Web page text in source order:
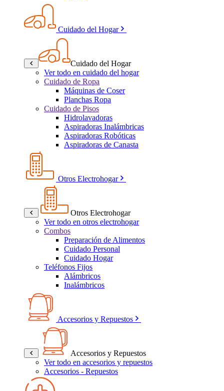
Cuidado del Hogar
Cuidado del Hogar
Ver todo en cuidado del hogar
Cuidado de Ropa
Máquinas de Coser
Planchas Ropa
Cuidado de Pisos
Hidrolavadoras
Aspiradoras Inalámbricas
Aspiradoras Robóticas
Aspiradoras de Canasta
Otros Electrohogar
Otros Electrohogar
Ver todo en otros electrohogar
Combos
Preparación de Alimentos
Cuidado Personal
Cuidado Hogar
Teléfonos Fijos
Alámbricos
Inalámbricos
Accesorios y Repuestos
Accesorios y Repuestos
Ver todo en accesorios y repuestos
Accesorios - Repuestos